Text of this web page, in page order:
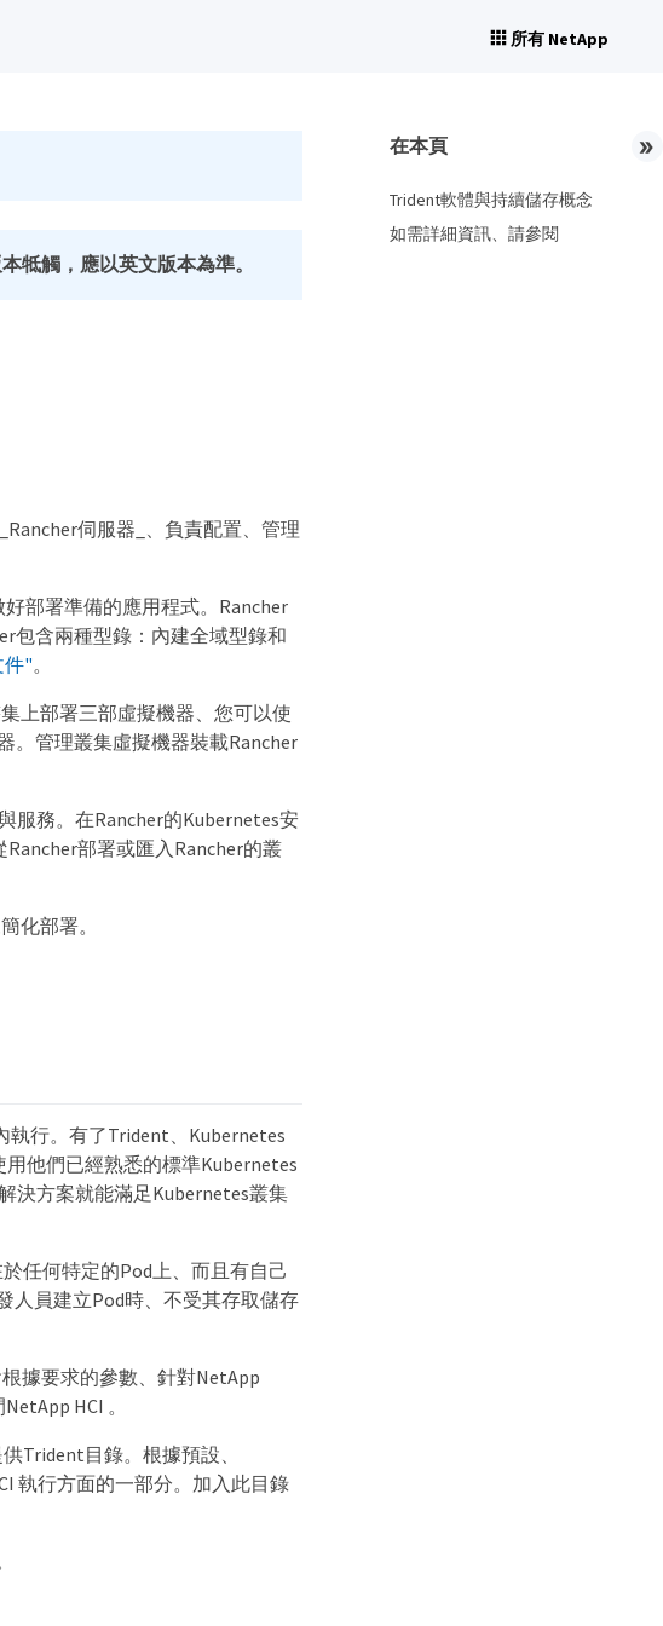
所有 NetApp
牴觸，應以英文版本為準。
伺服器_、負責配置、管理
部署準備的應用程式。Rancher
包含兩種型錄：內建全域型錄和
件"。
上部署三部虛擬機器、您可以使
。管理叢集虛擬機器裝載Rancher
服務。在Rancher的Kubernetes安
部署或匯入Rancher的叢
化部署。
執行。有了Trident、Kubernetes
他們已經熟悉的標準Kubernetes
決方案就能滿足Kubernetes叢集
任何特定的Pod上、而且有自己
人員建立Pod時、不受其存取儲存
據要求的參數、針對NetApp
HCI 。
Trident目錄。根據預設、
執行方面的一部分。加入此目錄
在本頁
Trident軟體與持續儲存概念
如需詳細資訊、請參閱